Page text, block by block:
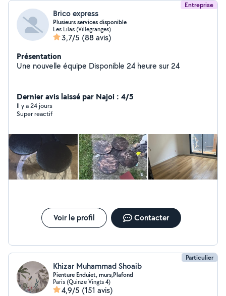
Entreprise
Brico express
Plusieurs services disponible
Les Lilas (Villegranges)
3,7/5 (88 avis)
Présentation
Une nouvelle équipe Disponible 24 heure sur 24
Dernier avis laissé par Najoi : 4/5
Il y a 24 jours
Super reactif
Voir le profil Contacter
Particulier
Khizar Muhammad Shoaib
Pienture Enduiet, murs,Plafond
Paris (Quinze Vingts 4)
4,9/5 (151 avis)